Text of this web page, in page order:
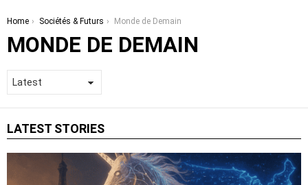
You are here:
Home Sociétés & Futurs Monde de Demain
MONDE DE DEMAIN
LATEST STORIES